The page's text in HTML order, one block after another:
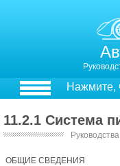
Нажмите,
11.2.1 Система
Руководства
ОБЩИЕ СВЕДЕНИЯ